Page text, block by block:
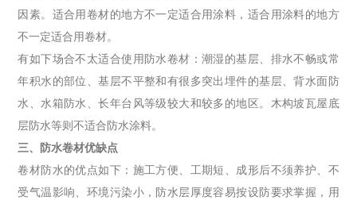
因素。适合用卷材的地方不一定适合用涂料，适合用涂料的地方
不一定适合用卷材。
有如下场合不太适合使用防水卷材：潮湿的基层、排水不畅或常
年积水的部位、基层不平整和有很多突出埋件的基层、背水面防
水、水箱防水、长年台风等级较大和较多的地区。木构坡瓦屋底
层防水等则不适合防水涂料。
三、防水卷材优缺点
卷材防水的优点如下：施工方便、工期短、成形后不须养护、不
受气温影响、环境污染小，防水层厚度容易按设防要求掌握，用